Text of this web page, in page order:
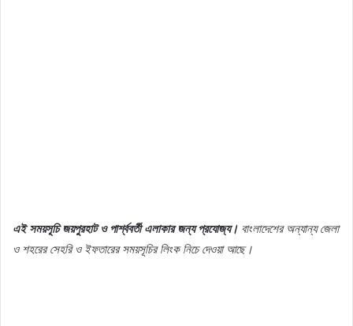
এই সময়সূচি জয়পুরহাট ও পার্শ্ববর্তী এলাকার জন্য প্রযোজ্য। বাংলাদেশের অন্যান্য জেলা
ও শহরের সেহরি ও ইফতারের সময়সূচির লিংক নিচে দেওয়া আছে।